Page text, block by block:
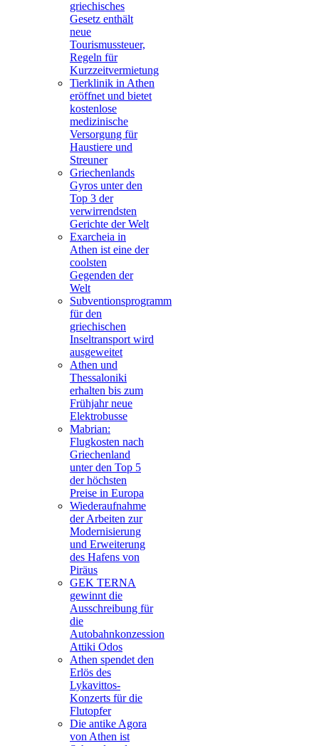
griechisches
Gesetz enthält
neue
Tourismussteuer,
Regeln für
Kurzzeitvermietung
Tierklinik in Athen
eröffnet und bietet
kostenlose
medizinische
Versorgung für
Haustiere und
Streuner
Griechenlands
Gyros unter den
Top 3 der
verwirrendsten
Gerichte der Welt
Exarcheia in
Athen ist eine der
coolsten
Gegenden der
Welt
Subventionsprogramm
für den
griechischen
Inseltransport wird
ausgeweitet
Athen und
Thessaloniki
erhalten bis zum
Frühjahr neue
Elektrobusse
Mabrian:
Flugkosten nach
Griechenland
unter den Top 5
der höchsten
Preise in Europa
Wiederaufnahme
der Arbeiten zur
Modernisierung
und Erweiterung
des Hafens von
Piräus
GEK TERNA
gewinnt die
Ausschreibung für
die
Autobahnkonzession
Attiki Odos
Athen spendet den
Erlös des
Lykavittos-
Konzerts für die
Flutopfer
Die antike Agora
von Athen ist